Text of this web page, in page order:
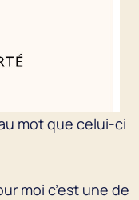
mot que celui-ci
moi c’est une de